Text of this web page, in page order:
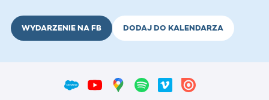
WYDARZENIE NA FB DODAJ DO KALENDARZA